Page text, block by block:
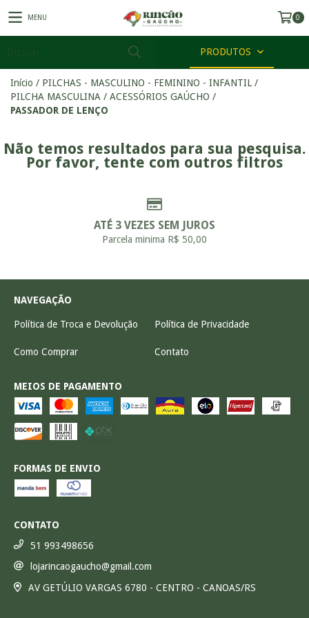
MENU 0
PRODUTOS
Início / PILCHAS - MASCULINO - FEMININO - INFANTIL /
PILCHA MASCULINA / ACESSÓRIOS GAÚCHO /
PASSADOR DE LENÇO
Não temos resultados para sua pesquisa.
Por favor, tente com outros filtros
ATÉ 3 VEZES SEM JUROS
Parcela minima R$ 50,00
NAVEGAÇÃO
Política de Troca e Devolução Política de Privacidade
Como Comprar Contato
MEIOS DE PAGAMENTO
FORMAS DE ENVIO
CONTATO
51 993498656
lojarincaogaucho@gmail.com
AV GETÚLIO VARGAS 6780 - CENTRO - CANOAS/RS